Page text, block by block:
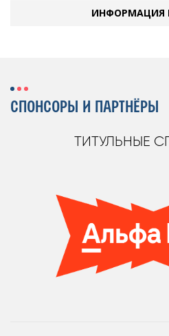
ИНФОРМАЦИЯ
СПОНСОРЫ И ПАРТНЁРЫ
ТИТУЛЬНЫЕ